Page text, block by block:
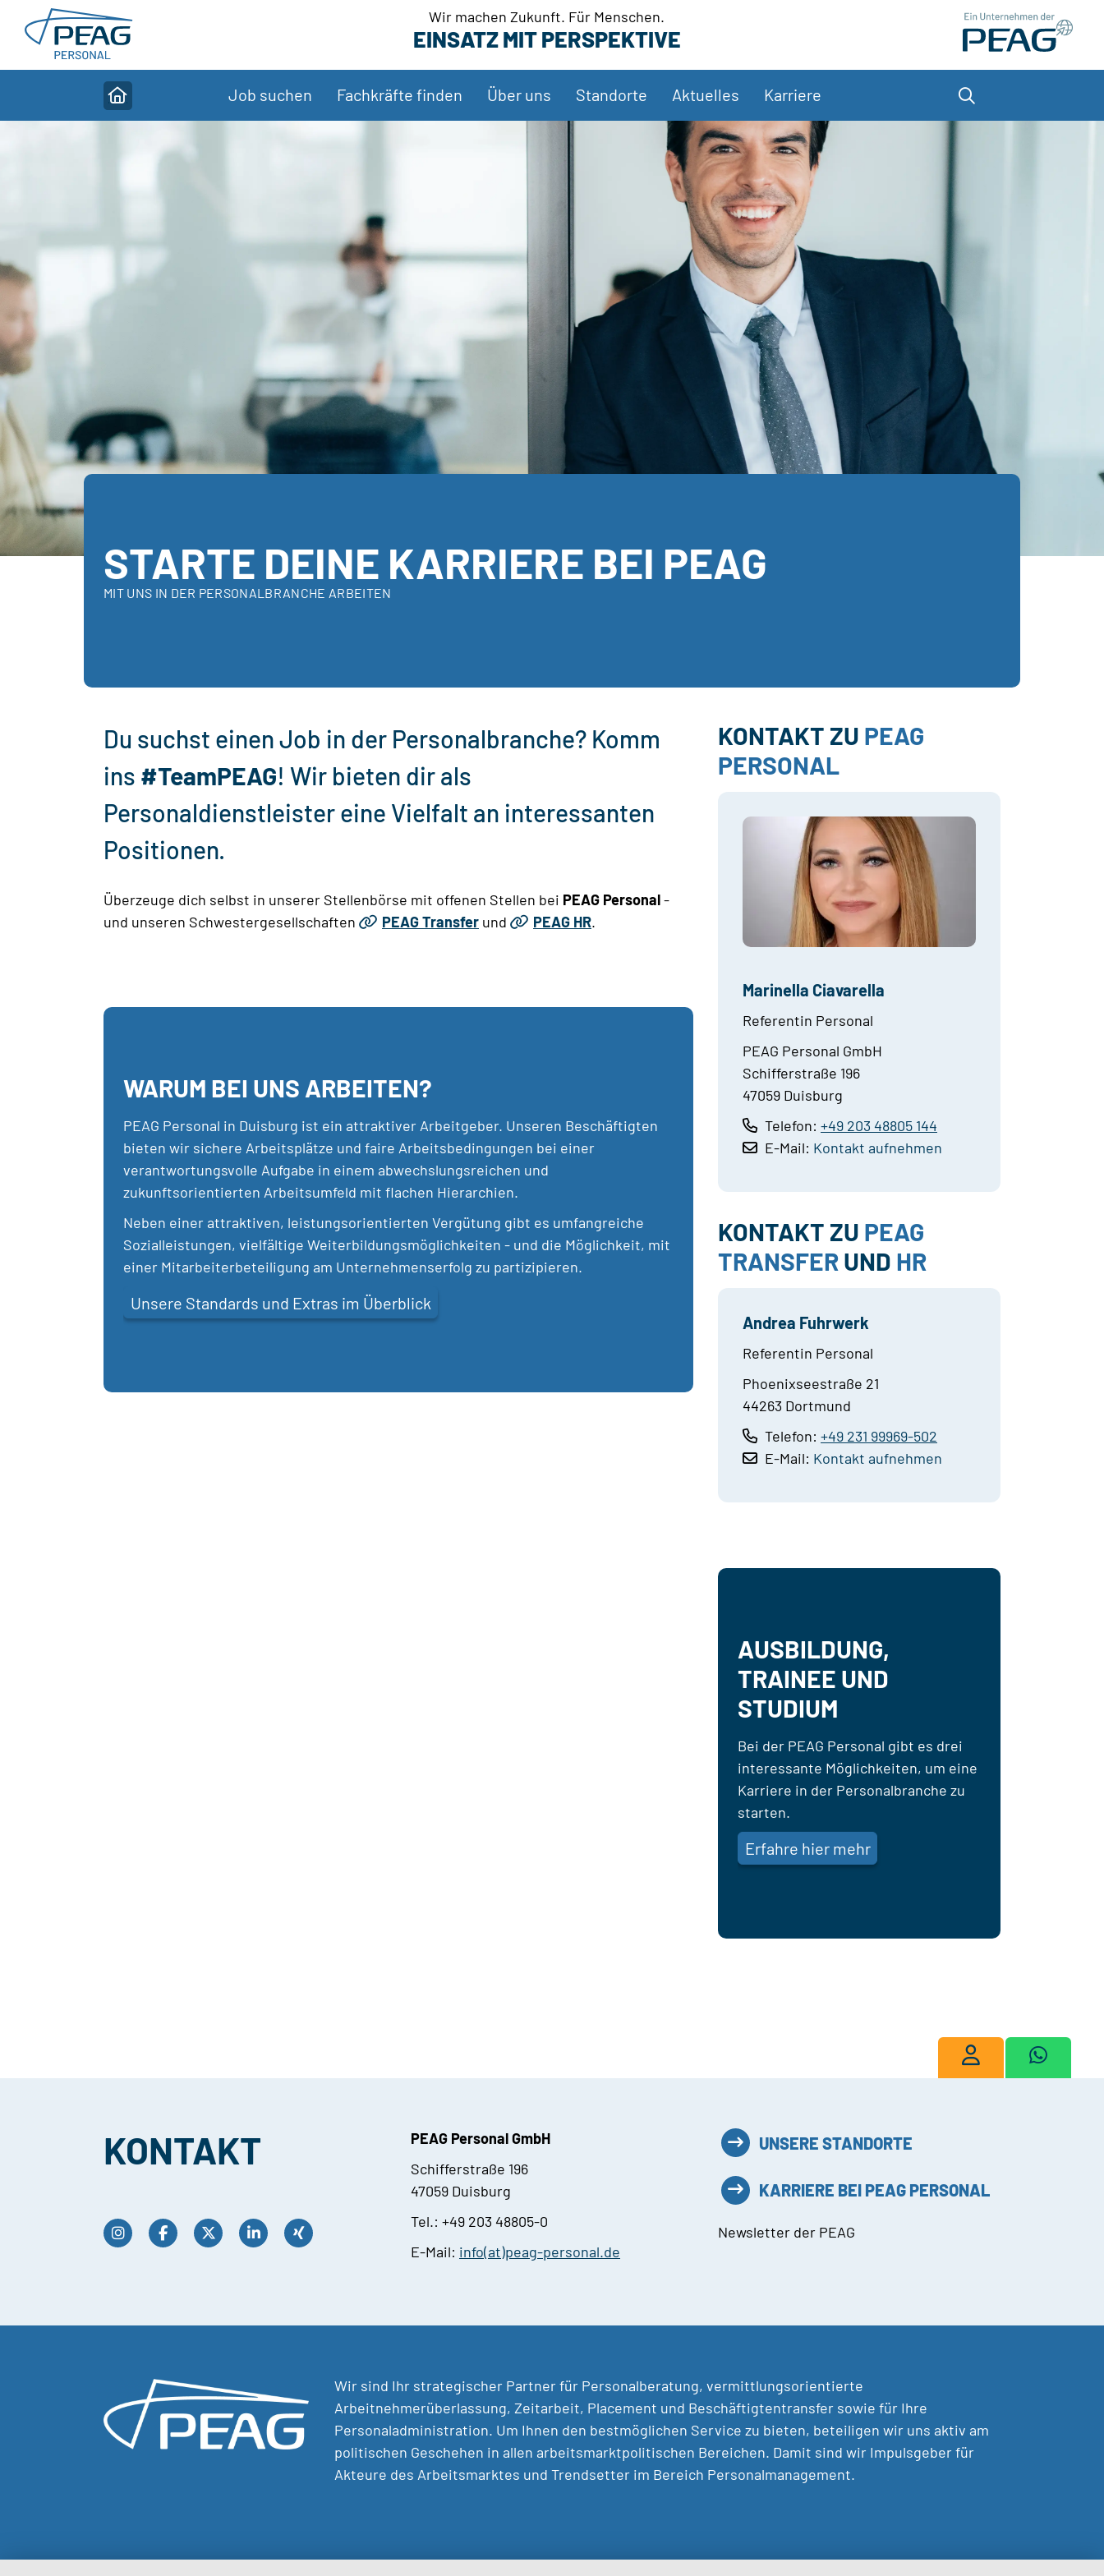
Direkt zu den Inhalten springen Wir machen Zukunft. Für Menschen.
EINSATZ MIT PERSPEKTIVE
Home
Job suchen Fachkräfte finden Über uns Standorte Aktuelles Karriere
STARTE DEINE KARRIERE BEI PEAG
MIT UNS IN DER PERSONALBRANCHE ARBEITEN
Du suchst einen Job in der Personalbranche? Komm
ins #TeamPEAG! Wir bieten dir als
Personaldienstleister eine Vielfalt an interessanten
Positionen.
Überzeuge dich selbst in unserer Stellenbörse mit offenen Stellen bei PEAG Personal-
und unseren Schwestergesellschaften
PEAG Transfer und PEAG HR.
WARUM BEI UNS ARBEITEN?
PEAG Personal in Duisburg ist ein attraktiver Arbeitgeber. Unseren Beschäftigten
bieten wir sichere Arbeitsplätze und faire Arbeitsbedingungen bei einer
verantwortungsvolle Aufgabe in einem abwechslungsreichen und
zukunftsorientierten Arbeitsumfeld mit flachen Hierarchien.
Neben einer attraktiven, leistungsorientierten Vergütung gibt es umfangreiche
Sozialleistungen, vielfältige Weiterbildungsmöglichkeiten - und die Möglichkeit, mit
einer Mitarbeiterbeteiligung am Unternehmenserfolg zu partizipieren.
Unsere Standards und Extras im Überblick
KONTAKT ZU PEAG
PERSONAL
Marinella Ciavarella
Referentin Personal
PEAG Personal GmbH
Schifferstraße 196
47059 Duisburg
Telefon: +49 203 48805 144
E-Mail: Kontakt aufnehmen
KONTAKT ZU PEAG
TRANSFERUND HR
Andrea Fuhrwerk
Referentin Personal
Phoenixseestraße 21
44263 Dortmund
Telefon: +49 231 99969-502
E-Mail: Kontakt aufnehmen
AUSBILDUNG,
TRAINEE UND
STUDIUM
Bei der PEAG Personal gibt es drei
interessante Möglichkeiten, um eine
Karriere in der Personalbranche zu
starten.
Erfahre hier mehr
KONTAKT
PEAG Personal GmbH
Schifferstraße 196
47059 Duisburg
Tel.: +49 203 48805-0
E-Mail: info(at)peag-personal.de
UNSERE STANDORTE
KARRIERE BEI PEAG PERSONAL
Newsletter der PEAG
Wir sind Ihr strategischer Partner für Personalberatung, vermittlungsorientierte
Arbeitnehmerüberlassung, Zeitarbeit, Placement und Beschäftigtentransfer sowie für Ihre
Personaladministration. Um Ihnen den bestmöglichen Service zu bieten, beteiligen wir uns aktiv am
politischen Geschehen in allen arbeitsmarktpolitischen Bereichen. Damit sind wir Impulsgeber für
Akteure des Arbeitsmarktes und Trendsetter im Bereich Personalmanagement.